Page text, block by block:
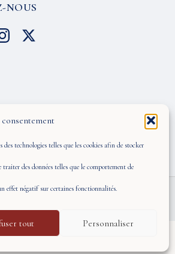
technologies telles que les cookies afin de stocker
des données telles que le comportement de
effet négatif sur certaines fonctionnalités.
tout Personnaliser
NOUS